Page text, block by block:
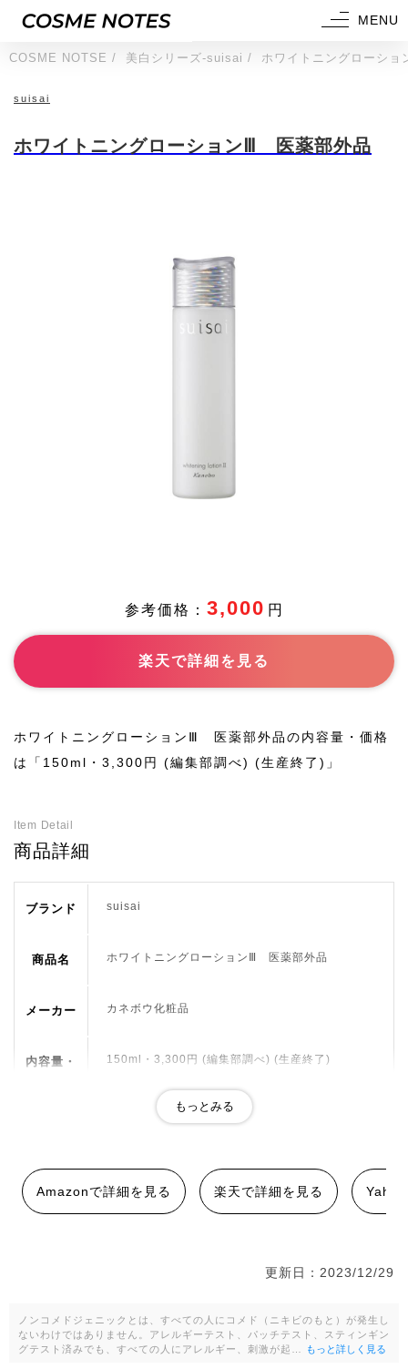
MENU
COSME NOTSE 美白シリーズ-suisai ホワイトニングローシ
suisai
ホワイトニングローションⅢ 医薬部外品
参考価格： 3,000 円
楽天で詳細を見る
ホワイトニングローションⅢ 医薬部外品の内容量・価格
は「150ml・3,300円 (編集部調べ) (生産終了)」
Item Detail
商品詳細
ブランド suisai
商品名 ホワイトニングローションⅢ 医薬部外品
メーカー カネボウ化粧品
内容量・
150ml・3,300円 (編集部調べ) (生産終了)
商品紹介 -
Amazonで詳細を見る 楽天で詳細を見る
更新日：2023/12/29
ノンコメドジェニックとは、すべての人にコメド（ニキビのもと）が発生し
ないわけではありません。アレルギーテスト、パッチテスト、スティンギン
グテスト済みでも、すべての人にアレルギー、刺激が起…
もっと詳しく見る